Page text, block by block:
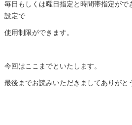
毎日もしくは曜日指定と時間帯指定がで
設定で
使用制限ができます。
今回はここまでといたします。
最後までお読みいただきましてありがと